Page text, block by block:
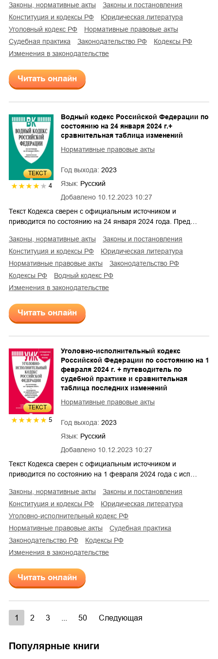
законы, нормативные акты
законы и постановления
конституция и кодексы РФ
юридическая литература
уголовный кодекс РФ
нормативные правовые акты
судебная практика
законодательство РФ
кодексы РФ
изменения в законодательстве
Читать онлайн
ТЕКСТ
4
Добавлено 10.12.2023 10:27
Водный кодекс Российской Федерации по
состоянию на 24 января 2024 г.+
сравнительная таблица изменений
Нормативные правовые акты
Год выхода: 2023
Язык: Русский
Текст Кодекса сверен с официальным источником и
приводится по состоянию на 24 января 2024 года. Пред…
законы, нормативные акты
законы и постановления
конституция и кодексы РФ
юридическая литература
нормативные правовые акты
законодательство РФ
кодексы РФ
водный кодекс РФ
изменения в законодательстве
Читать онлайн
ТЕКСТ
5
Добавлено 10.12.2023 10:27
Уголовно-исполнительный кодекс
Российской Федерации по состоянию на 1
февраля 2024 г. + путеводитель по
судебной практике и сравнительная
таблица последних изменений
Нормативные правовые акты
Год выхода: 2023
Язык: Русский
Текст Кодекса сверен с официальным источником и
приводится по состоянию на 1 февраля 2024 года с исп…
законы, нормативные акты
законы и постановления
конституция и кодексы РФ
юридическая литература
уголовно-исполнительный кодекс РФ
нормативные правовые акты
судебная практика
законодательство РФ
кодексы РФ
изменения в законодательстве
Читать онлайн
1 2 3 50 Следующая
Популярные книги